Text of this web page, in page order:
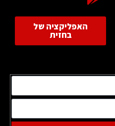
האפליקציה של
בחזית